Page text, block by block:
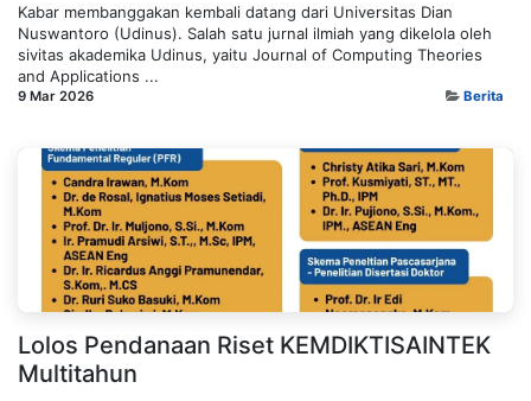
Kabar membanggakan kembali datang dari Universitas Dian
Nuswantoro (Udinus). Salah satu jurnal ilmiah yang dikelola oleh
sivitas akademika Udinus, yaitu Journal of Computing Theories
and Applications ...
9 Mar 2026 Berita
Lolos Pendanaan Riset KEMDIKTISAINTEK
Multitahun